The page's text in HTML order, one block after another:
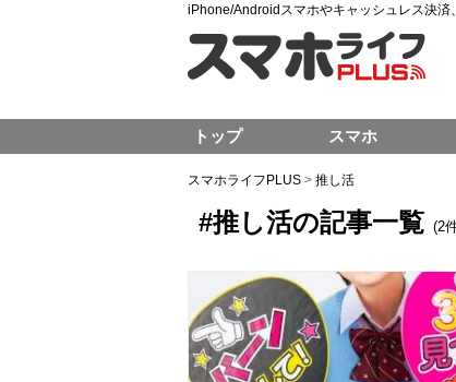
iPhone/Androidスマホやキャッシュレス決
スマホライフPLUS > 推し活
#推し活の記事一覧 (2
トップ スマホ